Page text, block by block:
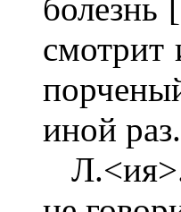
болезнь
смотрит
иной